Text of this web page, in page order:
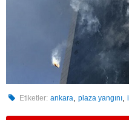
Etiketler: ankara ,plaza yangını ,